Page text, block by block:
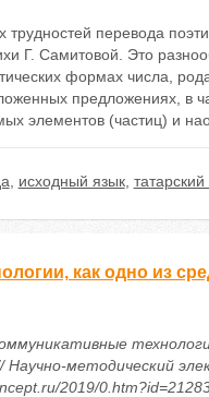
перевода
Г. Самитовой. Это
формах числа,
предложениях, в
элементов (частиц) и
исходный язык, татарский
как одно из
методический
2019/